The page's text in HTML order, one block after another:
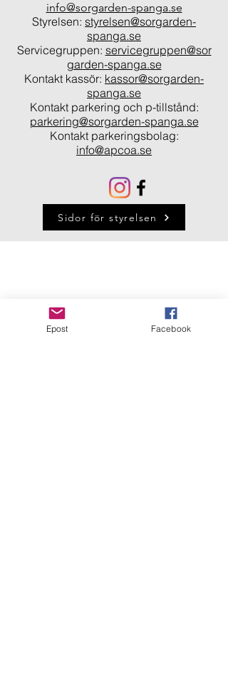
info@sorgarden-spanga.se
Styrelsen: styrelsen@sorgarden-
spanga.se
Servicegruppen: servicegruppen@sor
garden-spanga.se
Kontakt kassör: kassor@sorgarden-
spanga.se
Kontakt parkering och p-tillstånd:
parkering@sorgarden-spanga.se
Kontakt parkeringsbolag:
info@apcoa.se
Sidor för styrelsen
Epost Facebook